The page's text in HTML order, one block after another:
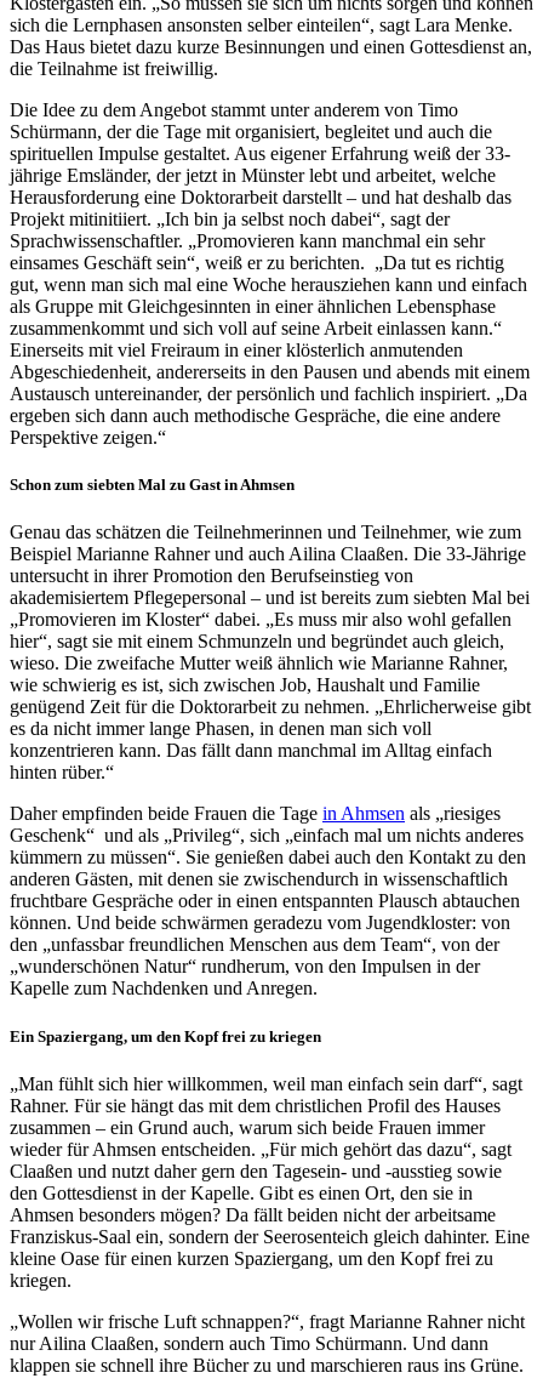
sich die Lernphasen ansonsten selber einteilen“, sagt Lara Menke.
Das Haus bietet dazu kurze Besinnungen und einen Gottesdienst an,
die Teilnahme ist freiwillig.
Die Idee zu dem Angebot stammt unter anderem von Timo
Schürmann, der die Tage mit organisiert, begleitet und auch die
spirituellen Impulse gestaltet. Aus eigener Erfahrung weiß der 33-
jährige Emsländer, der jetzt in Münster lebt und arbeitet, welche
Herausforderung eine Doktorarbeit darstellt – und hat deshalb das
Projekt mitinitiiert. „Ich bin ja selbst noch dabei“, sagt der
Sprachwissenschaftler. „Promovieren kann manchmal ein sehr
einsames Geschäft sein“, weiß er zu berichten. „Da tut es richtig
gut, wenn man sich mal eine Woche herausziehen kann und einfach
als Gruppe mit Gleichgesinnten in einer ähnlichen Lebensphase
zusammenkommt und sich voll auf seine Arbeit einlassen kann.“
Einerseits mit viel Freiraum in einer klösterlich anmutenden
Abgeschiedenheit, andererseits in den Pausen und abends mit einem
Austausch untereinander, der persönlich und fachlich inspiriert. „Da
ergeben sich dann auch methodische Gespräche, die eine andere
Perspektive zeigen.“
Schon zum siebten Mal zu Gast in Ahmsen
Genau das schätzen die Teilnehmerinnen und Teilnehmer, wie zum
Beispiel Marianne Rahner und auch Ailina Claaßen. Die 33-Jährige
untersucht in ihrer Promotion den Berufseinstieg von
akademisiertem Pflegepersonal – und ist bereits zum siebten Mal bei
„Promovieren im Kloster“ dabei. „Es muss mir also wohl gefallen
hier“, sagt sie mit einem Schmunzeln und begründet auch gleich,
wieso. Die zweifache Mutter weiß ähnlich wie Marianne Rahner,
wie schwierig es ist, sich zwischen Job, Haushalt und Familie
genügend Zeit für die Doktorarbeit zu nehmen. „Ehrlicherweise gibt
es da nicht immer lange Phasen, in denen man sich voll
konzentrieren kann. Das fällt dann manchmal im Alltag einfach
hinten rüber.“
Daher empfinden beide Frauen die Tage in Ahmsen als „riesiges
Geschenk“ und als „Privileg“, sich „einfach mal um nichts anderes
kümmern zu müssen“. Sie genießen dabei auch den Kontakt zu den
anderen Gästen, mit denen sie zwischendurch in wissenschaftlich
fruchtbare Gespräche oder in einen entspannten Plausch abtauchen
können. Und beide schwärmen geradezu vom Jugendkloster: von
den „unfassbar freundlichen Menschen aus dem Team“, von der
„wunderschönen Natur“ rundherum, von den Impulsen in der
Kapelle zum Nachdenken und Anregen.
Ein Spaziergang, um den Kopf frei zu kriegen
„Man fühlt sich hier willkommen, weil man einfach sein darf“, sagt
Rahner. Für sie hängt das mit dem christlichen Profil des Hauses
zusammen – ein Grund auch, warum sich beide Frauen immer
wieder für Ahmsen entscheiden. „Für mich gehört das dazu“, sagt
Claaßen und nutzt daher gern den Tagesein- und -ausstieg sowie
den Gottesdienst in der Kapelle. Gibt es einen Ort, den sie in
Ahmsen besonders mögen? Da fällt beiden nicht der arbeitsame
Franziskus-Saal ein, sondern der Seerosenteich gleich dahinter. Eine
kleine Oase für einen kurzen Spaziergang, um den Kopf frei zu
kriegen.
„Wollen wir frische Luft schnappen?“, fragt Marianne Rahner nicht
nur Ailina Claaßen, sondern auch Timo Schürmann. Und dann
klappen sie schnell ihre Bücher zu und marschieren raus ins Grüne.